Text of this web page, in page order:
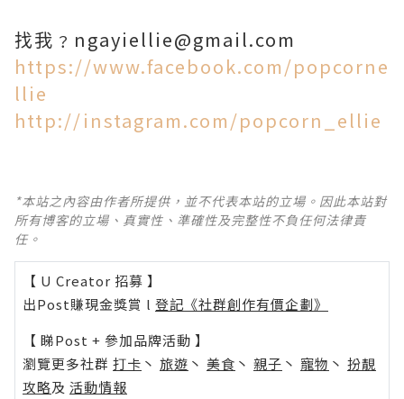
找我﹖ngayiellie@gmail.com
https://www.facebook.com/popcorne
llie
http://instagram.com/popcorn_ellie
*本站之內容由作者所提供，並不代表本站的立場。因此本站對
所有博客的立場、真實性、準確性及完整性不負任何法律責
任。
【 U Creator 招募 】
出Post賺現金獎賞 l 登記《社群創作有價企劃》
【 睇Post + 參加品牌活動 】
瀏覽更多社群 打卡 丶 旅遊 丶 美食 丶 親子 丶 寵物 丶 扮靚
攻略及 活動情報